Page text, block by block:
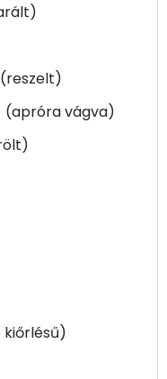
(reszelt)
(apróra vágva)
kiőrlésű)